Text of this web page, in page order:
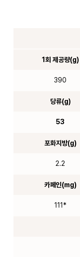
1회 제공량(g)
390
당류(g)
53
포화지방(g)
2.2
카페인(mg)
111*